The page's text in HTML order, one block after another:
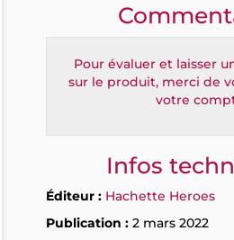
Pour évaluer et laisser
sur le produit, merci de
votre
Infos
Éditeur : Hachette Heroes
Publication : 2 mars 2022